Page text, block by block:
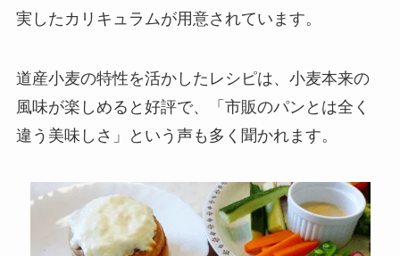
実したカリキュラムが用意されています。
道産小麦の特性を活かしたレシピは、小麦本来の
風味が楽しめると好評で、「市販のパンとは全く
違う美味しさ」という声も多く聞かれます。